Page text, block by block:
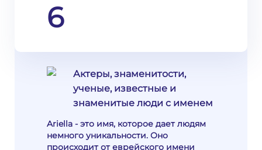
6
Актеры, знаменитости,
ученые, известные и
знаменитые люди с именем
Ariella - это имя, которое дает людям
немного уникальности. Оно
происходит от еврейского имени